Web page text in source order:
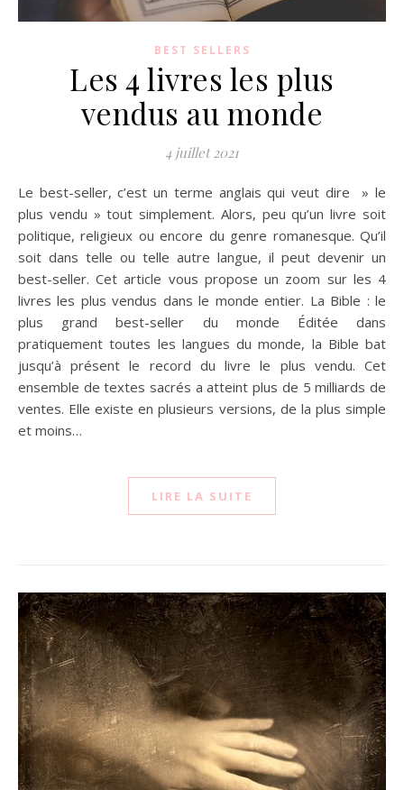
BEST SELLERS
Les 4 livres les plus
vendus au monde
4 juillet 2021
Le best-seller, c’est un terme anglais qui veut dire » le
plus vendu » tout simplement. Alors, peu qu’un livre soit
politique, religieux ou encore du genre romanesque. Qu’il
soit dans telle ou telle autre langue, il peut devenir un
best-seller. Cet article vous propose un zoom sur les 4
livres les plus vendus dans le monde entier. La Bible : le
plus grand best-seller du monde Éditée dans
pratiquement toutes les langues du monde, la Bible bat
jusqu’à présent le record du livre le plus vendu. Cet
ensemble de textes sacrés a atteint plus de 5 milliards de
ventes. Elle existe en plusieurs versions, de la plus simple
et moins…
LIRE LA SUITE